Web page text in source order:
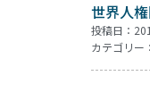
世界人
投稿日：
カテゴリー：